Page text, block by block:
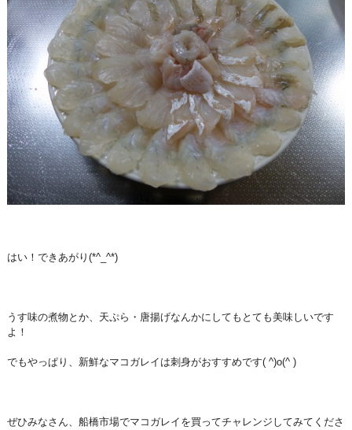
はい！できあがり(*^_^*)
うす味の煮物とか、天ぷら・唐揚げなんかにしてもとても美味しいです
よ！
でもやっぱり、新鮮なマコガレイは刺身がおすすめです( ^)o(^ )
ぜひみなさん、船橋市場でマコガレイを買ってチャレンジしてみてくださ